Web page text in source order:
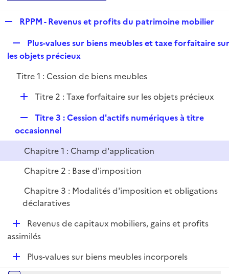
p
l
e
RPPM - Revenus et profits du patrimoine mobilier
e
l
i
e
r
Plus-values sur biens meubles et taxe forfaitaire
les objets précieux
Titre 1 : Cession de biens meubles
D
l
i
e
r
Titre 2 : Taxe forfaitaire sur les objets précieux
e
p
l
i
r
Titre 3 : Cession d'actifs numériques à titre
occasionnel
Chapitre 1 : Champ d'application
Chapitre 2 : Base d'imposition
Chapitre 3 : Modalités d'imposition et obligations
déclaratives
D
é
Revenus de capitaux mobiliers, gains et profits
assimilés
D
é
Plus-values sur biens meubles incorporels